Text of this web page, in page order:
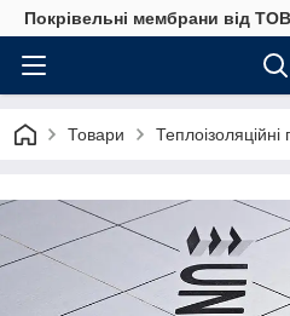
Покрівельні мембрани від ТОВ
Товари Теплоізоляційні